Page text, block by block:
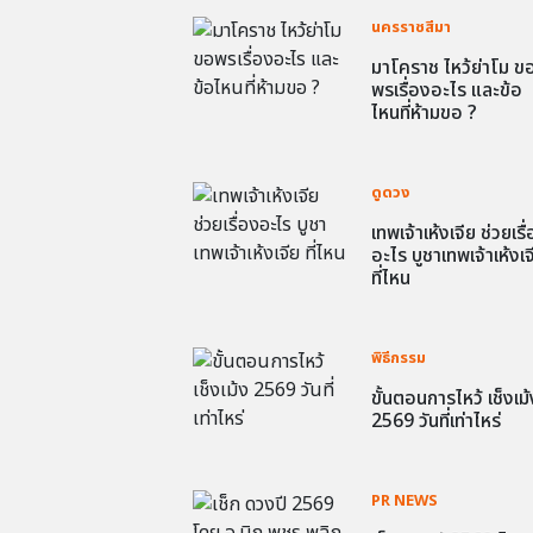
นครราชสีมา
มาโคราช ไหว้ย่าโม ข
พรเรื่องอะไร และข้อ
ไหนที่ห้ามขอ ?
ดูดวง
เทพเจ้าเห้งเจีย ช่วยเ
อะไร บูชาเทพเจ้าเห้งเ
ที่ไหน
พิธีกรรม
ขั้นตอนการไหว้ เช็งเ
2569 วันที่เท่าไหร่
PR NEWS